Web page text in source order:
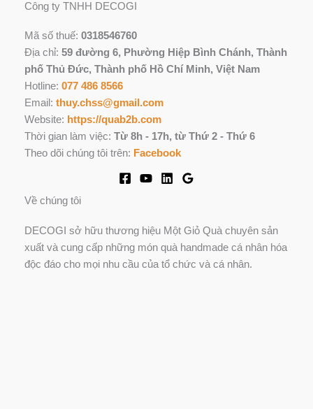
Công ty TNHH DECOGI
Mã số thuế: 0318546760
Địa chỉ: 59 đường 6, Phường Hiệp Bình Chánh, Thành
phố Thủ Đức, Thành phố Hồ Chí Minh, Việt Nam
Hotline: 077 486 8566
Email: thuy.chss@gmail.com
Website: https://quab2b.com
Thời gian làm việc: Từ 8h - 17h, từ Thứ 2 - Thứ 6
Theo dõi chúng tôi trên: Facebook
Về chúng tôi
DECOGI sở hữu thương hiệu Một Giỏ Quà chuyên sản
xuất và cung cấp những món quà handmade cá nhân hóa
độc đáo cho mọi nhu cầu của tổ chức và cá nhân.